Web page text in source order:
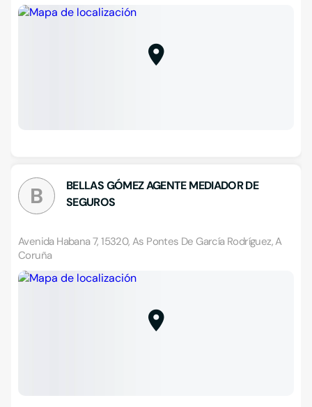
B
BELLAS GÓMEZ AGENTE MEDIADOR DE
SEGUROS
Avenida Habana 7, 15320, As Pontes De García Rodríguez, A
Coruña